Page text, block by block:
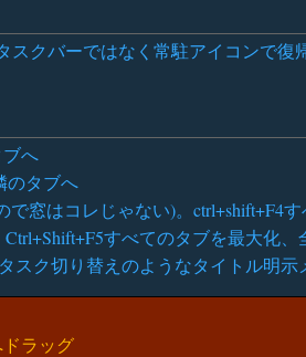
スクバーではなく常駐アイコンで復
ブへ
のタブへ
で窓はコレじゃない)。ctrl+shift+F4
Ctrl+Shift+F5すべてのタブを最大化
スク切り替えのようなタイトル明
ラッグ